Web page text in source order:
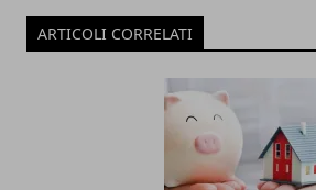
ARTICOLI CORRELATI